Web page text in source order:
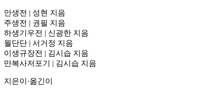
안생전 | 성현 지음
주생전 | 권필 지음
하생기우전 | 신광한 지음
월단단 | 서거정 지음
이생규장전 | 김시습 지음
만복사저포기 | 김시습 지음
지은이·옮긴이